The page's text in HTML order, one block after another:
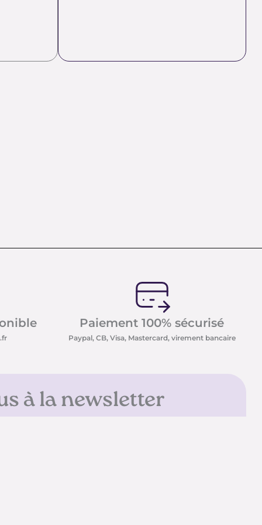
Paiement 100% sécurisé
Paypal, CB, Visa, Mastercard, virement bancaire
à la newsletter